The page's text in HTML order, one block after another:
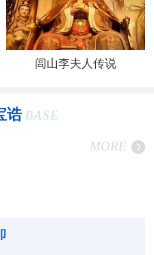
闾山李夫人传说
诰 BASE
MORE